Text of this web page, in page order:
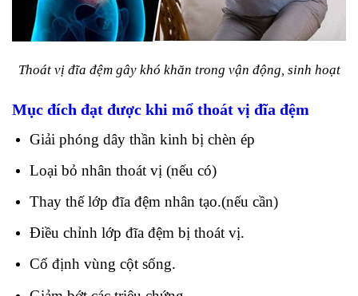
Thoát vị đĩa đệm gây khó khăn trong vận động, sinh hoạt
Mục đích đạt được khi mổ thoát vị đĩa đệm
Giải phóng dây thần kinh bị chèn ép
Loại bỏ nhân thoát vị (nếu có)
Thay thế lớp đĩa đệm nhân tạo.(nếu cần)
Điều chỉnh lớp đĩa đệm bị thoát vị.
Cố định vùng cột sống.